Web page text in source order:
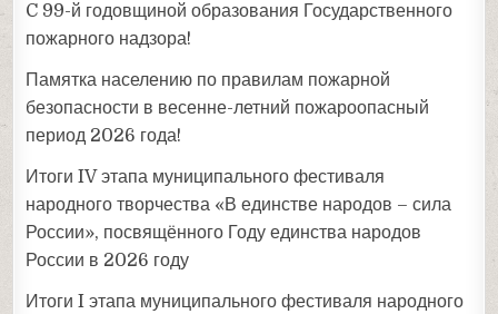
C 99-й годовщиной образования Государственного
пожарного надзора!
Памятка населению по правилам пожарной
безопасности в весенне-летний пожароопасный
период 2026 года!
Итоги IV этапа муниципального фестиваля
народного творчества «В единстве народов – сила
России», посвящённого Году единства народов
России в 2026 году
Итоги I этапа муниципального фестиваля народного